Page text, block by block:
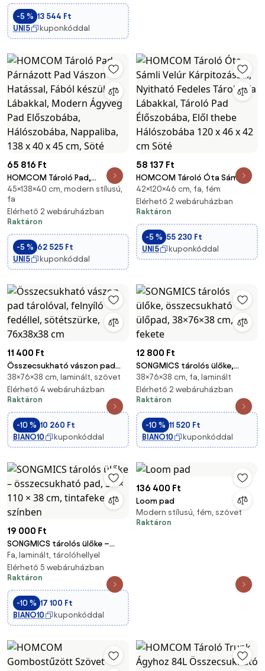
Sötétszürke | Aosom
-5 % 13 544 Ft
UNI5
kuponkóddal
65 816 Ft
HOMCOM Tároló Pad,
Párnázott Pad Vászon
Hatással, Fából készült
Lábakkal, Modern Ágyvég Pad
Előszobába, Hálószobába,
Nappaliba, 138 x 40 x 45 cm,
Söté
45×138×40 cm, modern stílusú,
fa
Elérhető 2 webáruházban
Raktáron
-5 % 62 525 Ft
UNI5
kuponkóddal
58 137 Ft
HOMCOM Tároló Óta Sámli
Velúr Kárpitozással, Nyitható
Fedeles Tároló, Fa Lábakkal,
Tároló Pad Élőszobába, Elől
thebe Hálószobába 120 x 46 x
42 cm Söté
42×120×46 cm, fa, fém
Elérhető 2 webáruházban
Raktáron
-5 % 55 230 Ft
UNI5
kuponkóddal
11 400 Ft
Összecsukható vászon pad
tárolóval, felnyíló fedéllel,
sötétszürke, 76x38x38 cm
38×76×38 cm, laminált, szövet
Elérhető 4 webáruházban
Raktáron
-10 % 10 260 Ft
BIANO10
kuponkóddal
12 800 Ft
SONGMICS tárolós ülőke,
összecsukható ülőpad,
38×76×38 cm, fekete
38×76×38 cm, fa, laminált
Elérhető 2 webáruházban
Raktáron
-10 % 11 520 Ft
BIANO10
kuponkóddal
19 000 Ft
SONGMICS tárolós ülőke –
összecsukható pad, 38 × 110 ×
38 cm, tinta­fekete színben
Fa, laminált, tárolóhellyel
Elérhető 5 webáruházban
Raktáron
-10 % 17 100 Ft
BIANO10
kuponkóddal
136 400 Ft
Loom pad
Modern stílusú, fém, szövet
Raktáron